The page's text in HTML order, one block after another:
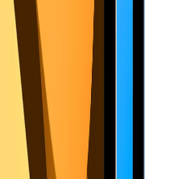
256 GB 12.4 inç Wi-Fi